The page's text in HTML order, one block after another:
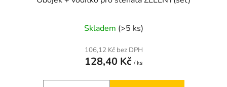
Skladem (>5 ks)
106,12 Kč bez DPH
128,40 Kč / ks